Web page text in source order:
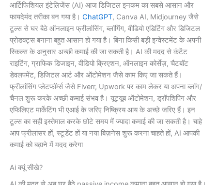
आर्टिफिशियल इंटेलिजेंस (AI) आज डिजिटल इनकम का सबसे आसान और
फायदेमंद तरीका बन गया है। ChatGPT, Canva AI, Midjourney जैसे
टूल्स से घर बैठे ऑनलाइन फ्रीलांसिंग, ब्लॉगिंग, वीडियो एडिटिंग और डिजिटल
प्रोडक्ट्स बनाना बहुत आसान हो गया है। बिना किसी बड़ी इन्वेस्टमेंट के अपनी
स्किल्स के अनुसार अच्छी कमाई की जा सकती है। AI की मदद से कंटेंट
राइटिंग, ग्राफिक डिजाइन, वीडियो क्रिएशन, ऑनलाइन कोर्सेज़, चैटबॉट
डेवलपमेंट, डिजिटल आर्ट और ऑटोमेशन जैसे काम किए जा सकते हैं।
फ्रीलांसिंग प्लेटफॉर्म्स जैसे Fiverr, Upwork पर काम लेकर या अपना ब्लॉग/
चैनल शुरू करके अच्छी कमाई संभव है। यूट्यूब ऑटोमेशन, ड्रॉपशिपिंग और
एफिलिएट मार्केटिंग भी एआई के जरिए निष्क्रिय आय के अच्छे जरिए हैं। इन
टूल्स का सही इस्तेमाल करके छोटे समय में ज्यादा कमाई की जा सकती है। चाहे
आप फ्रीलांसर हों, स्टूडेंट हों या नया बिज़नेस शुरू करना चाहते हों, AI आपकी
कमाई को बढ़ाने में मदद करेगा
Ai क्यूं सीखे?